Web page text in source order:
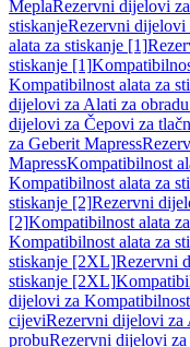
MeplaRezervni dijelovi
stiskanjeRezervni dijelovi
alata za stiskanje [1]
stiskanje [1]
Kompatibilnost alata za
dijelovi za Alati za
dijelovi za Čepovi za
za Geberit Mapress
MapressKompatibilnost
Kompatibilnost alata za
stiskanje [2]Rezervni
[2]Kompatibilnost alata
Kompatibilnost alata za
stiskanje [2XL]Rezervni
stiskanje [2XL]
dijelovi za
cijeviRezervni dijelovi za
probuRezervni dijelovi